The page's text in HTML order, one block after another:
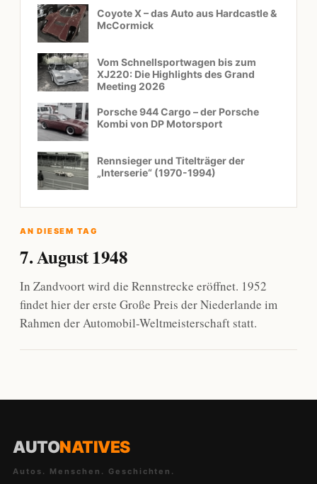
Coyote X – das Auto aus Hardcastle &
McCormick
Vom Schnellsportwagen bis zum
XJ220: Die Highlights des Grand
Meeting 2026
Porsche 944 Cargo – der Porsche
Kombi von DP Motorsport
Rennsieger und Titelträger der
„Interserie“ (1970-1994)
AN DIESEM TAG
7. August 1948
In Zandvoort wird die Rennstrecke eröffnet. 1952
findet hier der erste Große Preis der Niederlande im
Rahmen der Automobil-Weltmeisterschaft statt.
AUTONATIVES
Autos. Menschen. Geschichten.